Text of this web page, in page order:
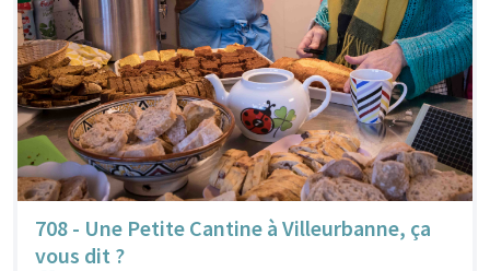
708 - Une Petite Cantine à Villeurbanne, ça
vous dit ?